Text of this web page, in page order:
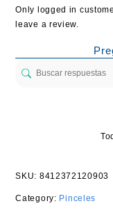
Only logged in
leave a review.
SKU: 8412372120903
Category: Pinceles